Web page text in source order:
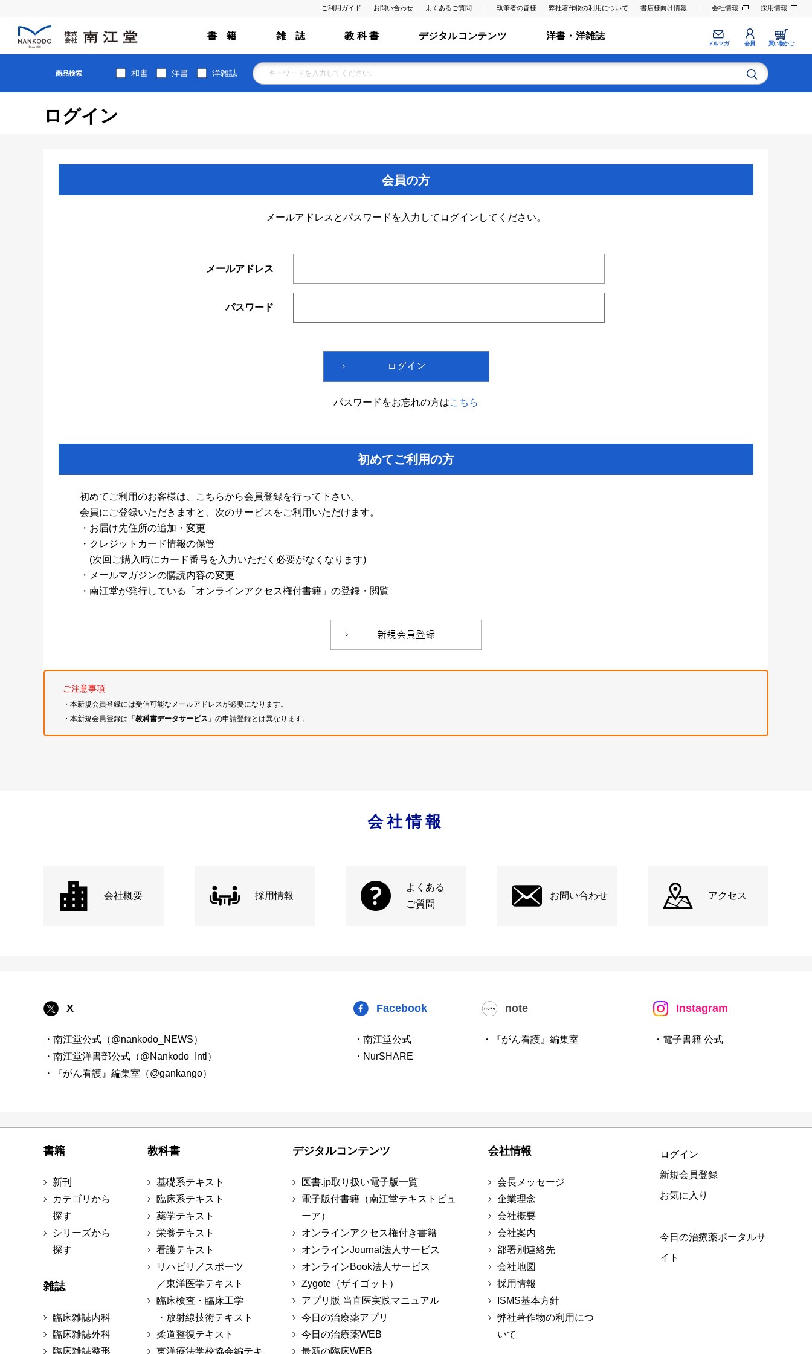
ご利用ガイド お問い合わせ よくあるご質問 執筆者の皆様 弊社著作物の利用について 書店様向け情報 会社情報 採用情報
書 籍 雑 誌 教 科 書 デジタルコンテンツ 洋書・洋雑誌
メルマガ 会員 買い物かご
商品検索 和書 洋書 洋雑誌
ログイン
会員の方
メールアドレスとパスワードを入力してログインしてください。
メールアドレス
パスワード
パスワードをお忘れの方はこちら
初めてご利用の方
初めてご利用のお客様は、こちらから会員登録を行って下さい。
会員にご登録いただきますと、次のサービスをご利用いただけます。
・お届け先住所の追加・変更
・クレジットカード情報の保管
(次回ご購入時にカード番号を入力いただく必要がなくなります)
・メールマガジンの購読内容の変更
・南江堂が発行している「オンラインアクセス権付書籍」の登録・閲覧
ご注意事項
・本新規会員登録には受信可能なメールアドレスが必要になります。
・本新規会員登録は「教科書データサービス 」の申請登録とは異なります。
会社情報
会社概要 採用情報
よくある
ご質問
お問い合わせ アクセス
X
・南江堂公式（@nankodo_NEWS）
・南江堂洋書部公式（@Nankodo_Intl）
・『がん看護』編集室（@gankango）
Facebook
・南江堂公式
・NurSHARE
note
・『がん看護』編集室
Instagram
・電子書籍 公式
書籍
新刊
カテゴリから
探す
シリーズから
探す
雑誌
臨床雑誌内科
臨床雑誌外科
臨床雑誌整形
教科書
基礎系テキスト
臨床系テキスト
薬学テキスト
栄養テキスト
看護テキスト
リハビリ／スポーツ
／東洋医学テキスト
臨床検査・臨床工学
・放射線技術テキスト
柔道整復テキスト
東洋療法学校協会編テキ
デジタルコンテンツ
医書.jp取り扱い電子版一覧
電子版付書籍（南江堂テキストビュ
ーア）
オンラインアクセス権付き書籍
オンラインJournal法人サービス
オンラインBook法人サービス
Zygote（ザイゴット）
アプリ版 当直医実践マニュアル
今日の治療薬アプリ
今日の治療薬WEB
最新の臨床WEB
会社情報
会長メッセージ
企業理念
会社概要
会社案内
部署別連絡先
会社地図
採用情報
ISMS基本方針
弊社著作物の利用につ
いて
ログイン
新規会員登録
お気に入り
今日の治療薬ポータルサ
イト